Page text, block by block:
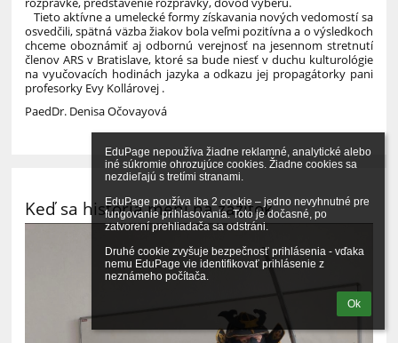
EduPage nepoužíva žiadne reklamné, analytické alebo
iné súkromie ohrozujúce cookies. Žiadne cookies sa
nezdieľajú s tretími stranami.
EduPage používa iba 2 cookie – jedno nevyhnutné pre
fungovanie prihlasovania. Toto je dočasné, po
zatvorení prehliadača sa odstráni.
Druhé cookie zvyšuje bezpečnosť prihlásenia - vďaka
nemu EduPage vie identifikovať prihlásenie z
neznámeho počítača.
Ok
Tieto aktívne a umelecké formy získavania nových vedomostí sa
osvedčili, spätná väzba žiakov bola veľmi pozitívna a o výsledkoch
chceme oboznámiť aj odbornú verejnosť na jesennom stretnutí
členov ARS v Bratislave, ktoré sa bude niesť v duchu kulturológie
na vyučovacích hodinách jazyka a odkazu jej propagátorky pani
profesorky Evy Kollárovej .
PaedDr. Denisa Očovayová
Keď sa história mení na zážitok